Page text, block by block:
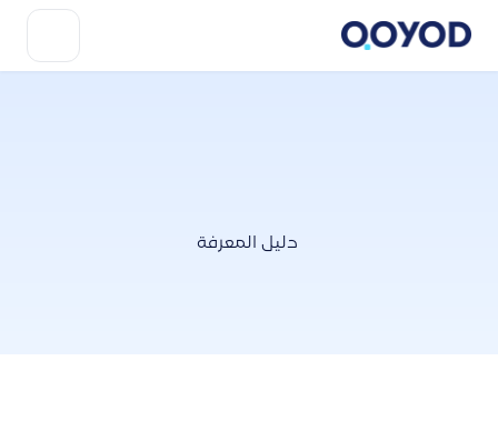
دليل المعرفة